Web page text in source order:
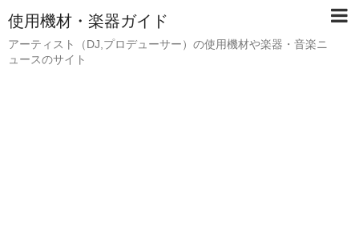
使用機材・楽器ガイド
アーティスト（DJ,プロデューサー）の使用機材や楽器・音楽ニ
ュースのサイト